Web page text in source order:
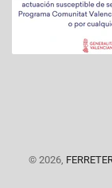
© 2026,